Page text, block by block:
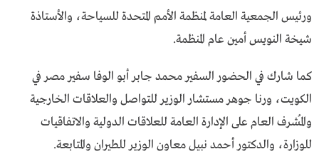
ورئيس الجمعية العامة لمنظمة الأمم المتحدة للسياحة، والأستاذة
شيخة النويس أمين عام المنظمة.
كما شارك في الحضور السفير محمد جابر أبو الوفا سفير مصر في
الكويت، ورنا جوهر مستشار الوزير للتواصل والعلاقات الخارجية
والمُشرف العام على الإدارة العامة للعلاقات الدولية والاتفاقيات
للوزارة، والدكتور أحمد نبيل معاون الوزير للطيران والمتابعة.